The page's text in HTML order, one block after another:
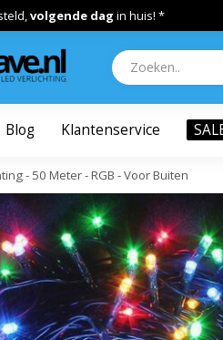
volgende dag in huis! *
Blog Klantenservice
- 50 Meter - RGB - Voor Buiten